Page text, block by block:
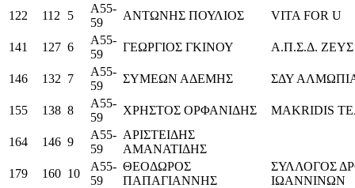
122 112 5
Α55-
59
ΑΝΤΩΝΗΣ ΠΟΥΛΙΟΣ VITA FOR U
141 127 6
Α55-
59
ΓΕΩΡΓΙΟΣ ΓΚΙΝΟΥ Α.Π.Σ.Δ. ΖΕΥΣ
146 132 7
Α55-
59
ΣΥΜΕΩΝ ΑΔΕΜΗΣ ΣΔΥ
155 138 8
Α55-
59
ΧΡΗΣΤΟΣ ΟΡΦΑΝΙΔΗΣ MAKRIDIS
164 146 9
Α55-
59
ΑΡΙΣΤΕΙΔΗΣ
ΑΜΑΝΑΤΙΔΗΣ
179
160 10
Α55-
59
ΘΕΟΔΩΡΟΣ
ΠΑΠΑΓΙΑΝΝΗΣ
ΣΥΛΛΟΓΟΣ
ΙΩΑΝΝΙΝΩΝ